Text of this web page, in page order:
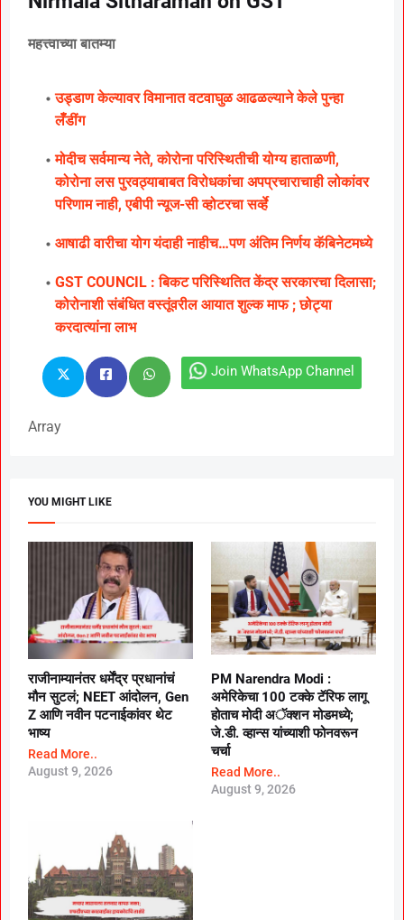
महत्त्वाच्या बातम्या
उड्डाण केल्यावर विमानात वटवाघुळ आढळल्याने केले पुन्हा
लॅँडींग
मोदीच सर्वमान्य नेते, कोरोना परिस्थितीची योग्य हाताळणी,
कोरोना लस पुरवठ्याबाबत विरोधकांचा अपप्रचाराचाही लोकांवर
परिणाम नाही, एबीपी न्यूज-सी व्होटरचा सर्व्हे
आषाढी वारीचा योग यंदाही नाहीच…पण अंतिम निर्णय कॅबिनेटमध्ये
GST COUNCIL : बिकट परिस्थितित केंद्र सरकारचा दिलासा;
कोरोनाशी संबंधित वस्तूंवरील आयात शुल्क माफ ; छोट्या
करदात्यांना लाभ
Join WhatsApp Channel
Array
YOU MIGHT LIKE
राजीनाम्यानंतर धर्मेंद्र प्रधानांचं
मौन सुटलं; NEET आंदोलन, Gen
Z आणि नवीन पटनाईकांवर थेट
भाष्य
Read More..
August 9, 2026
PM Narendra Modi :
अमेरिकेचा 100 टक्के टॅरिफ लागू
होताच मोदी अॅक्शन मोडमध्ये;
जे.डी. व्हान्स यांच्याशी फोनवरून
चर्चा
Read More..
August 9, 2026